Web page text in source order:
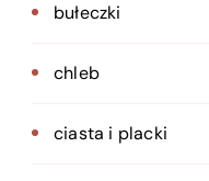
bułeczki
chleb
ciasta i placki